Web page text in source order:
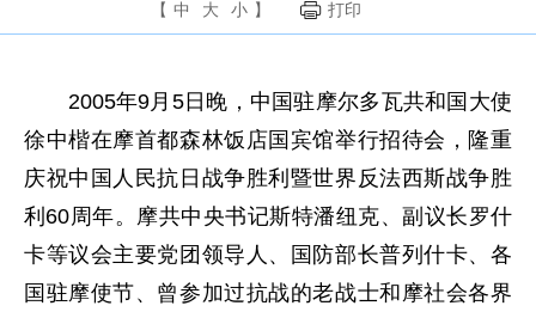
【 中 大 小 】 打印
2005年9月5日晚，中国驻摩尔多瓦共和国大使
徐中楷在摩首都森林饭店国宾馆举行招待会，隆重
庆祝中国人民抗日战争胜利暨世界反法西斯战争胜
利60周年。摩共中央书记斯特潘纽克、副议长罗什
卡等议会主要党团领导人、国防部长普列什卡、各
国驻摩使节、曾参加过抗战的老战士和摩社会各界